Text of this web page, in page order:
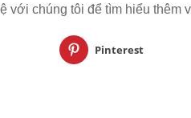
với chúng tôi để tìm hiểu thêm
Pinterest